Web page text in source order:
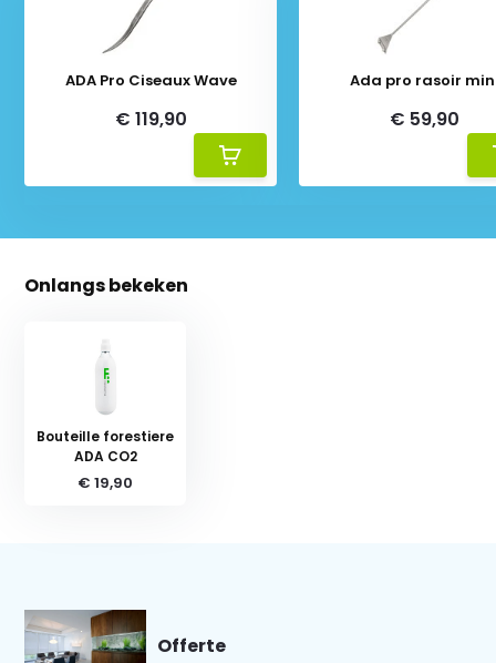
ADA Pro Ciseaux Wave
€ 119,90
Ada pro rasoir
€ 59,90
Onlangs bekeken
Bouteille forestiere
ADA CO2
€ 19,90
Offerte